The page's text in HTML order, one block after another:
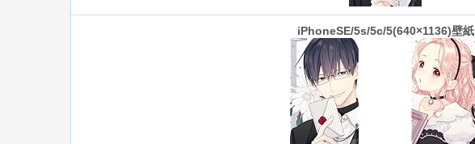
iPhoneSE/5s/5c/5(640×1136)壁紙